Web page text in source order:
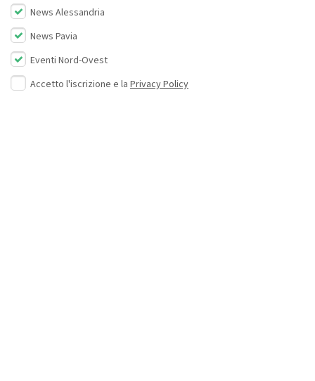
News Alessandria
News Pavia
Eventi Nord-Ovest
Accetto l'iscrizione e la Privacy Policy